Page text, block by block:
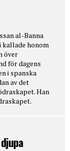
al-Banna
kallade honom
över
för dagens
i spanska
av det
Han